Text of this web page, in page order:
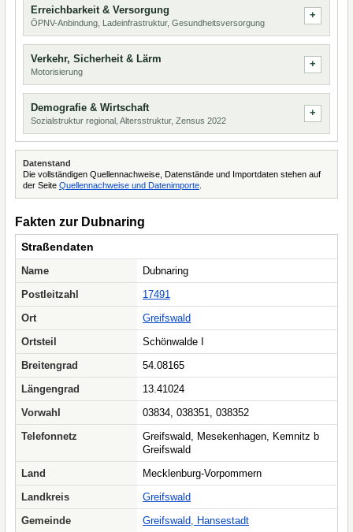
Erreichbarkeit & Versorgung
ÖPNV-Anbindung, Ladeinfrastruktur, Gesundheitsversorgung
Verkehr, Sicherheit & Lärm
Motorisierung
Demografie & Wirtschaft
Sozialstruktur regional, Altersstruktur, Zensus 2022
Datenstand
Die vollständigen Quellennachweise, Datenstände und Importdaten stehen auf
der Seite Quellennachweise und Datenimporte
Fakten zur Dubnaring
Straßendaten
Name
Dubnaring
Postleitzahl
17491
Ort
Greifswald
Ortsteil
Schönwalde I
Breitengrad
54.08165
Längengrad
13.41024
Vorwahl
03834, 038351, 038352
Telefonnetz
Greifswald, Mesekenhagen, Kemnitz b
Greifswald
Land
Mecklenburg-Vorpommern
Landkreis
Greifswald
Gemeinde
Greifswald, Hansestadt